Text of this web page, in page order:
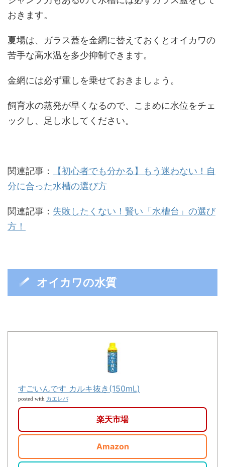
おきます。
夏場は、ガラス蓋を金網に替えておくとオイカワの
苦手な高水温を多少抑制できます。
金網には必ず重しを乗せておきましょう。
飼育水の蒸発が早くなるので、こまめに水位をチェ
ックし、足し水してください。
関連記事：
【初心者でも分かる】もう迷わない！自
分に合った水槽の選び方
関連記事： 失敗したくない！賢い「水槽台」の選び
方！
オイカワの水質
すごいんです カルキ抜き(150mL)
posted with カエレバ
楽天市場
Amazon